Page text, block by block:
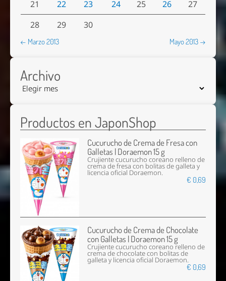
21
22 23 24 25 26
27
28
29 30
← Marzo 2013 Mayo 2013 →
Archivo
Productos en JaponShop
Cucurucho de Crema de Fresa con
Galletas | Doraemon 15 g
Crujiente cucurucho coreano relleno de
crema de fresa con bolitas de galleta y
licencia oficial Doraemon.
€ 0,69
Cucurucho de Crema de Chocolate
con Galletas | Doraemon 15 g
Crujiente cucurucho coreano relleno de
crema de chocolate con bolitas de
galleta y licencia oficial Doraemon.
€ 0,69